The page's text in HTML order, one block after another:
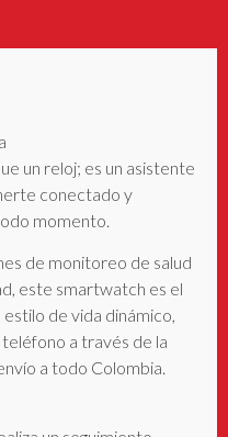
un reloj; es un asistente
conectado y
momento.
de monitoreo de salud
este smartwatch es el
de vida dinámico,
a través de la
a todo Colombia.